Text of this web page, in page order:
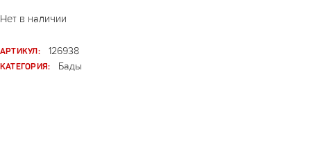
Нет в наличии
АРТИКУЛ:
126938
КАТЕГОРИЯ:
Бады